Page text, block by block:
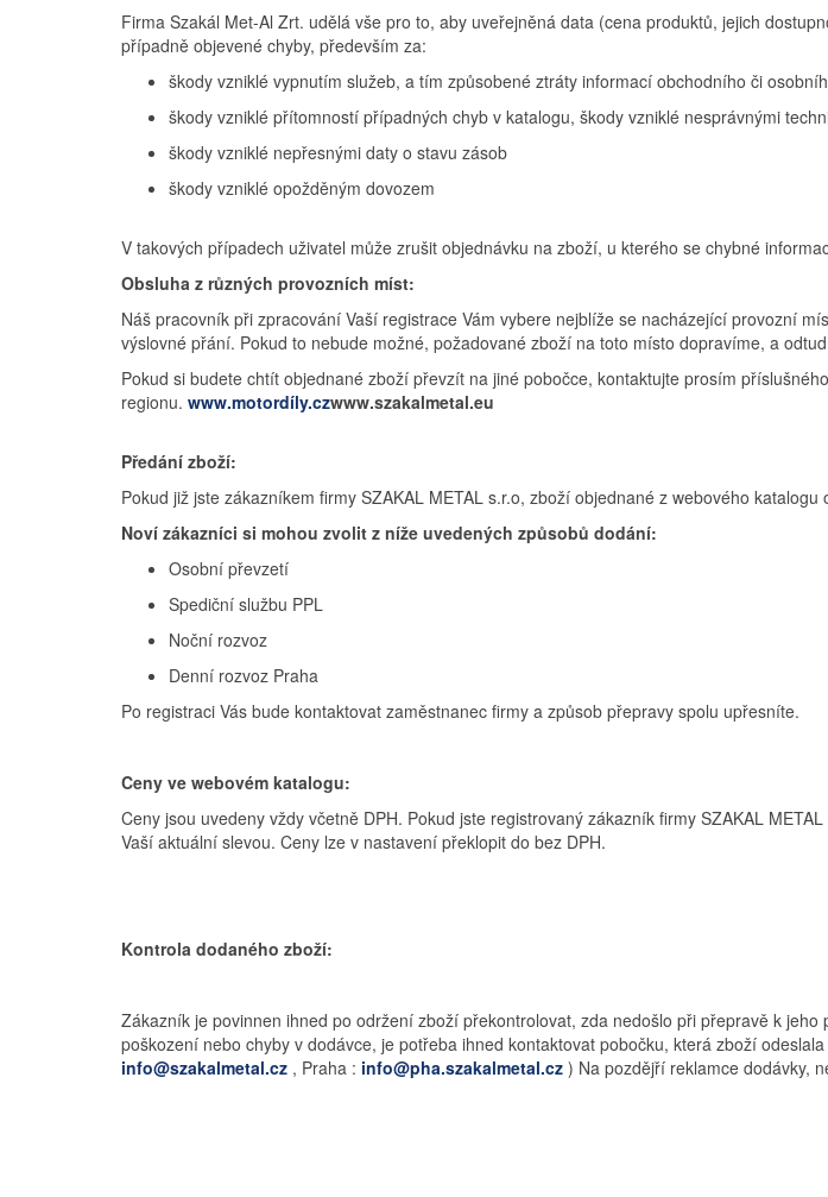
Firma Szakál Met-Al Zrt. udělá vše pro to, aby uveřejněná data (cena produktů, jejich
případně objevené chyby, především za:
škody vzniklé vypnutím služeb, a tím způsobené ztráty informací obchodního či
škody vzniklé přítomností případných chyb v katalogu, škody vzniklé nesprávnými
škody vzniklé nepřesnými daty o stavu zásob
škody vzniklé opožděným dovozem
V takových případech uživatel může zrušit objednávku na zboží, u kterého se chybné
Obsluha z různých provozních míst:
Náš pracovník při zpracování Vaší registrace Vám vybere nejblíže se nacházející provozní
výslovné přání. Pokud to nebude možné, požadované zboží na toto místo dopravíme, a
Pokud si budete chtít objednané zboží převzít na jiné pobočce, kontaktujte prosím
regionu. www.motordíly.czwww.szakalmetal.eu
Předání zboží:
Pokud již jste zákazníkem firmy SZAKAL METAL s.r.o, zboží objednané z webového
Noví zákazníci si mohou zvolit z níže uvedených způsobů dodání:
Osobní převzetí
Spediční službu PPL
Noční rozvoz
Denní rozvoz Praha
Po registraci Vás bude kontaktovat zaměstnanec firmy a způsob přepravy spolu upřesníte.
Ceny ve webovém katalogu:
Ceny jsou uvedeny vždy včetně DPH. Pokud jste registrovaný zákazník firmy SZAKAL
Vaší aktuální slevou. Ceny lze v nastavení překlopit do bez DPH.
Kontrola dodaného zboží:
Zákazník je povinnen ihned po održení zboží překontrolovat, zda nedošlo při přepravě k
poškození nebo chyby v dodávce, je potřeba ihned kontaktovat pobočku, která zboží
info@szakalmetal.cz , Praha : info@pha.szakalmetal.cz ) Na pozdějří reklamce dodávky,